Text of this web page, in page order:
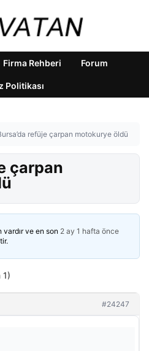
Firma Rehberi Forum
Politikası
refüje çarpan motokurye öldü
çarpan
ve en son 2 ay 1 hafta önce
1)
#24247